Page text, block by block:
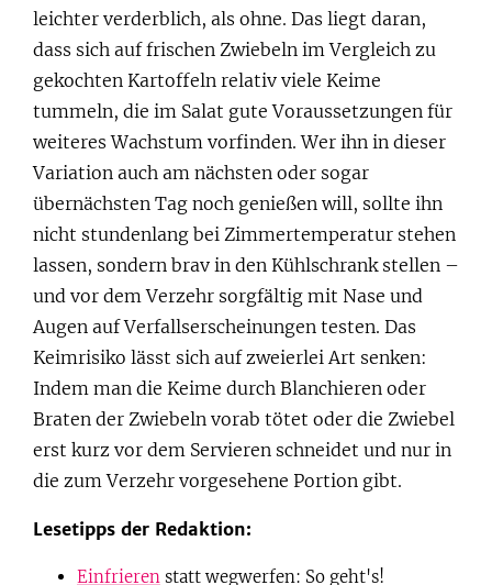
leichter verderblich, als ohne. Das liegt daran,
dass sich auf frischen Zwiebeln im Vergleich zu
gekochten Kartoffeln relativ viele Keime
tummeln, die im Salat gute Voraussetzungen für
weiteres Wachstum vorfinden. Wer ihn in dieser
Variation auch am nächsten oder sogar
übernächsten Tag noch genießen will, sollte ihn
nicht stundenlang bei Zimmertemperatur stehen
lassen, sondern brav in den Kühlschrank stellen –
und vor dem Verzehr sorgfältig mit Nase und
Augen auf Verfallserscheinungen testen. Das
Keimrisiko lässt sich auf zweierlei Art senken:
Indem man die Keime durch Blanchieren oder
Braten der Zwiebeln vorab tötet oder die Zwiebel
erst kurz vor dem Servieren schneidet und nur in
die zum Verzehr vorgesehene Portion gibt.
Lesetipps der Redaktion:
Einfrieren statt wegwerfen: So geht's!